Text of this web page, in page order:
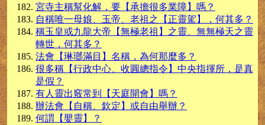
宮寺主稱幫化解，要【承擔很多業障】嗎？
自稱唯一母娘、玉帝、老祖之【正靈駕】，何其多？
稱玉皇或九龍大帝【無極老祖】之靈、無無極天之靈
轉世，何其多？
法會【琳瑯滿目】名稱，為何那麼多？
很多稱【行政中心、收圓總指令】中央指揮所，是真
是假？
有人靈出竅常到【天庭開會】嗎？
辦法會【自稱、欽定】或自由舉辦？
何謂【嬰靈】？